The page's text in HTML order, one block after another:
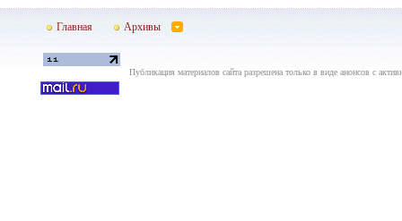
Главная Архивы
Публикация материалов сайта разрешена только в виде анонсов с